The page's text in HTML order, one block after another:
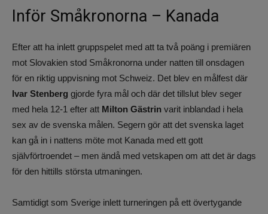
Inför Småkronorna – Kanada
Efter att ha inlett gruppspelet med att ta två poäng i premiären
mot Slovakien stod Småkronorna under natten till onsdagen
för en riktig uppvisning mot Schweiz. Det blev en målfest där
Ivar Stenberg gjorde fyra mål och där det tillslut blev seger
med hela 12-1 efter att Milton Gästrin varit inblandad i hela
sex av de svenska målen. Segern gör att det svenska laget
kan gå in i nattens möte mot Kanada med ett gott
självförtroendet – men ändå med vetskapen om att det är dags
för den hittills största utmaningen.
Samtidigt som Sverige inlett turneringen på ett övertygande